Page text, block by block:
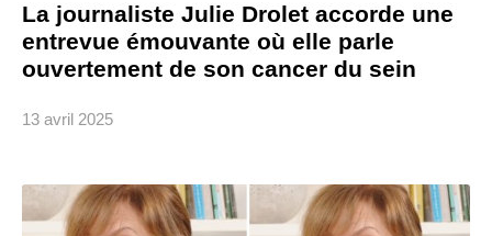
La journaliste Julie Drolet accorde une
entrevue émouvante où elle parle
ouvertement de son cancer du sein
13 avril 2025